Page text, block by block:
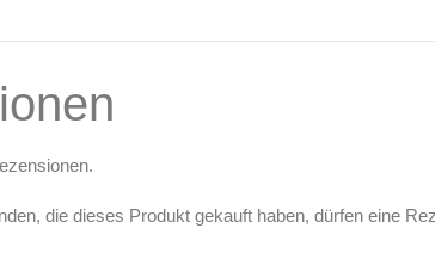
& Anleitungen
die dieses Produkt gekauft haben, dürfen eine